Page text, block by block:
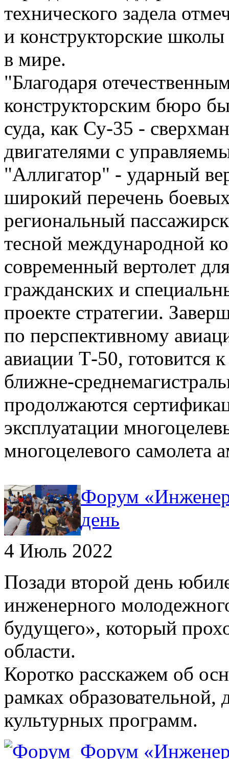
технического задела
и конструкторские
в мире.
"Благодаря
конструкторским бюро
суда, как Су-35 -
двигателями с
"Аллигатор" - ударный
широкий перечень
региональный
тесной международной
современный вертолет
гражданских и
проекте стратегии.
по перспективному
авиации Т-50, готовится
ближне-
продолжаются
эксплуатации
многоцелевого самолета
Форум
день
4 Июль 2022
Позади второй день
инженерного
будущего», который
области.
Коротко расскажем об
рамках образовательной,
культурных программ.
Форум